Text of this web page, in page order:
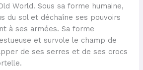
World. Sous sa forme humaine,
du sol et déchaîne ses pouvoirs
à ses armées. Sa forme
et survole le champ de
de ses serres et de ses crocs